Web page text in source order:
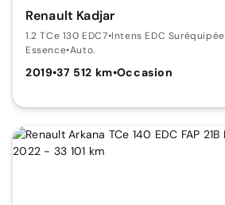
Renault Kadjar
1.2 TCe 130 EDC7•Intens EDC Suréquipée
Essence•Auto.
2019•37 512 km•Occasion